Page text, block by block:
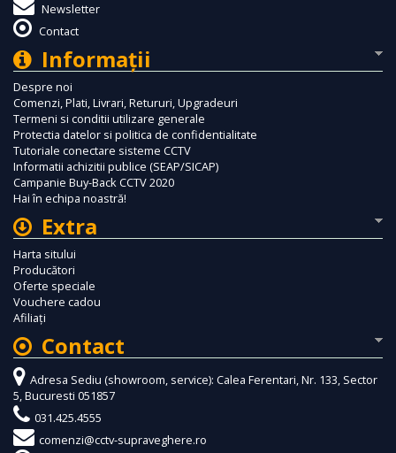
Newsletter
Contact
Informaţii
Despre noi
Comenzi, Plati, Livrari, Retururi, Upgradeuri
Termeni si conditii utilizare generale
Protectia datelor si politica de confidentialitate
Tutoriale conectare sisteme CCTV
Informatii achizitii publice (SEAP/SICAP)
Campanie Buy-Back CCTV 2020
Hai în echipa noastră!
Extra
Harta sitului
Producători
Oferte speciale
Vouchere cadou
Afiliaţi
Contact
Adresa Sediu (showroom, service): Calea Ferentari, Nr. 133, Sector
5, Bucuresti 051857
031.425.4555
comenzi@cctv-supraveghere.ro